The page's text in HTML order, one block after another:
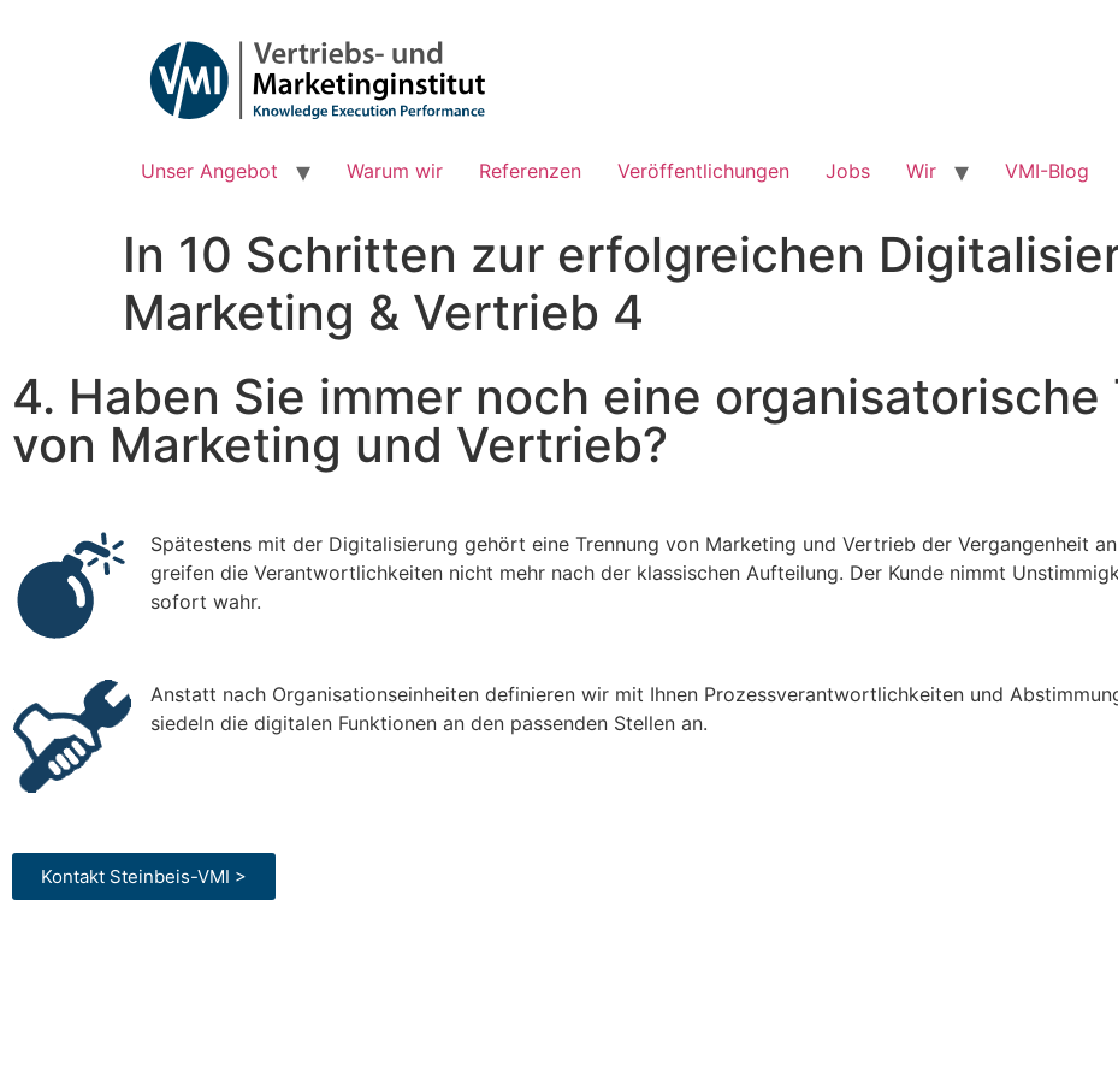
Unser Angebot Warum wir Referenzen Veröffentlichungen Jobs Wir VMI-Blog
In 10 Schritten zur erfolgreichen
Marketing & Vertrieb 4
4. Haben Sie immer noch eine organisatorische
von Marketing und Vertrieb?
Spätestens mit der Digitalisierung gehört eine Trennung von Marketing und Vertrieb der Vergangenheit
greifen die Verantwortlichkeiten nicht mehr nach der klassischen Aufteilung. Der Kunde nimmt
sofort wahr.
Anstatt nach Organisationseinheiten definieren wir mit Ihnen Prozessverantwortlichkeiten und
siedeln die digitalen Funktionen an den passenden Stellen an.
Kontakt Steinbeis-VMI >